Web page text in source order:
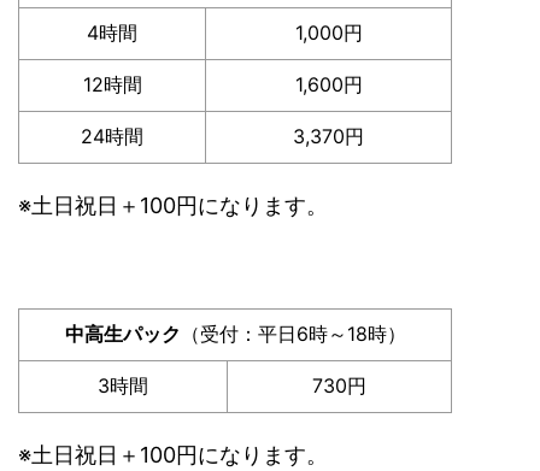
4時間 1,000円
12時間 1,600円
24時間 3,370円
※土日祝日＋100円になります。
中高生パック （受付：平日6時～18時）
3時間 730円
※土日祝日＋100円になります。